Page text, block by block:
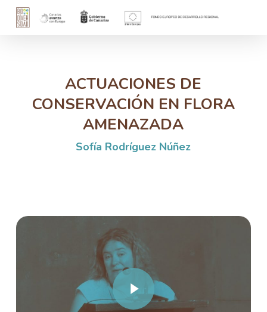
Skip
ACTUACIONES DE
CONSERVACIÓN EN FLORA
AMENAZADA
Sofía Rodríguez Núñez
Play Video
Play Video